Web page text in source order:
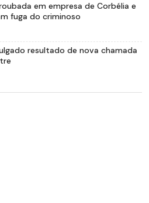
em empresa de Corbélia e
fuga do criminoso
resultado de nova chamada